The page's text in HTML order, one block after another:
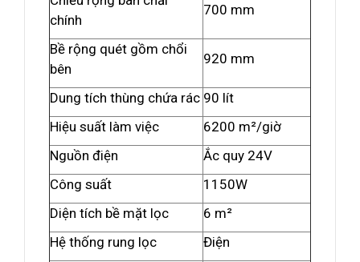
chính
700 mm
Bề rộng quét gồm chổi
bên
920 mm
Dung tích thùng chứa rác 90 lít
Hiệu suất làm việc
6200 m²/giờ
Nguồn điện
Ắc quy 24V
Công suất
1150W
Diện tích bề mặt lọc
6 m²
Hệ thống rung lọc
Điện